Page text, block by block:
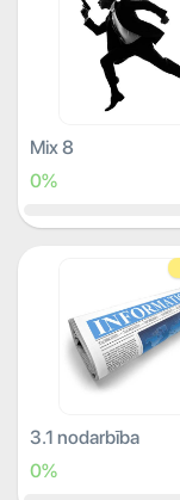
Mix 8
0%
3.1 nodarbība
0%